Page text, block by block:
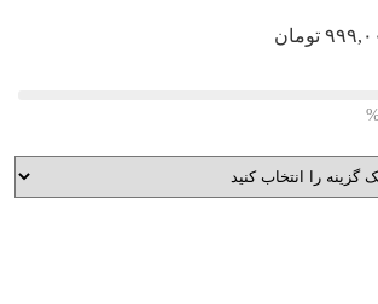
تومان